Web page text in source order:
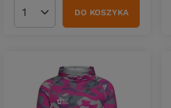
Ilość produktówDO KOSZYKA